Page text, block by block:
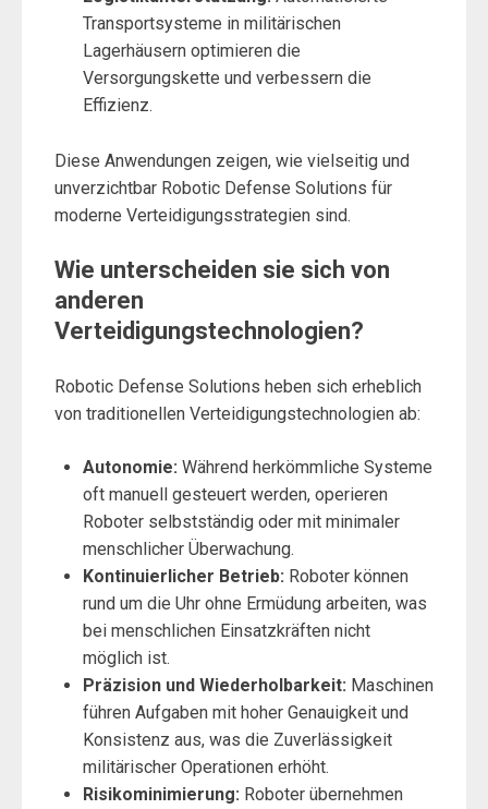
Transportsysteme in militärischen
Lagerhäusern optimieren die
Versorgungskette und verbessern die
Effizienz.
Diese Anwendungen zeigen, wie vielseitig und
unverzichtbar Robotic Defense Solutions für
moderne Verteidigungsstrategien sind.
Wie unterscheiden sie sich von
anderen
Verteidigungstechnologien?
Robotic Defense Solutions heben sich erheblich
von traditionellen Verteidigungstechnologien ab:
Autonomie: Während herkömmliche Systeme
oft manuell gesteuert werden, operieren
Roboter selbstständig oder mit minimaler
menschlicher Überwachung.
Kontinuierlicher Betrieb: Roboter können
rund um die Uhr ohne Ermüdung arbeiten, was
bei menschlichen Einsatzkräften nicht
möglich ist.
Präzision und Wiederholbarkeit: Maschinen
führen Aufgaben mit hoher Genauigkeit und
Konsistenz aus, was die Zuverlässigkeit
militärischer Operationen erhöht.
Risikominimierung: Roboter übernehmen